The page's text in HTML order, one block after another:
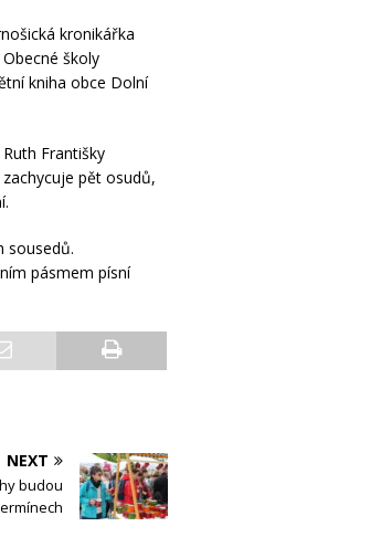
kronikářka
školy
kniha obce Dolní
Františky
pět osudů,
sousedů.
pásmem písní
NEXT
budou